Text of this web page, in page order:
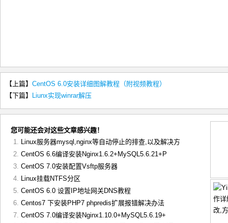
【上篇】 CentOS 6.0安装详细图解教程（附视频教程）
【下篇】
Liunx实现winrar解压
您可能还会对这些文章感兴趣！
Linux服务器mysql,nginx等自动停止的排查,以及解决方
CentOS 6.6编译安装Nginx1.6.2+MySQL5.6.21+P
CentOS 7.0安装配置Vsftp服务器
Linux挂载NTFS分区
CentOS 6.0 设置IP地址网关DNS教程
Centos7 下安装PHP7 phpredis扩展报错解决办法
CentOS 7.0编译安装Nginx1.10.0+MySQL5.6.19+